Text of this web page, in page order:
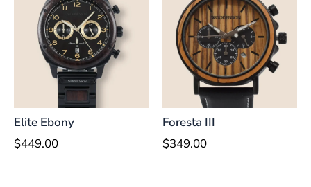
Elite Ebony
$449.00
Foresta III
$349.00